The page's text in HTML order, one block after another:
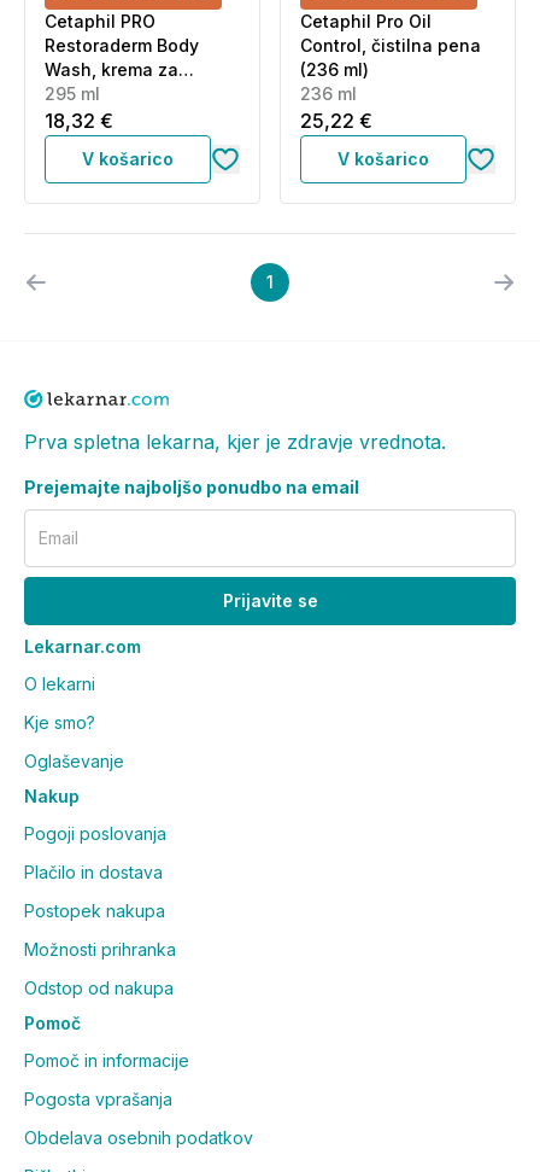
Cetaphil PRO
Restoraderm Body
Wash, krema za
tuširanje ki obnavlja
kožo (295 ml)
295 ml
18,32 €
V košarico
Cetaphil Pro Oil
Control, čistilna pena
(236 ml)
236 ml
25,22 €
V košarico
1
Prva spletna lekarna, kjer je zdravje vrednota.
Prejemajte najboljšo ponudbo na email
Email
Prijavite se
Lekarnar.com
O lekarni
Kje smo?
Oglaševanje
Nakup
Pogoji poslovanja
Plačilo in dostava
Postopek nakupa
Možnosti prihranka
Odstop od nakupa
Pomoč
Pomoč in informacije
Pogosta vprašanja
Obdelava osebnih podatkov